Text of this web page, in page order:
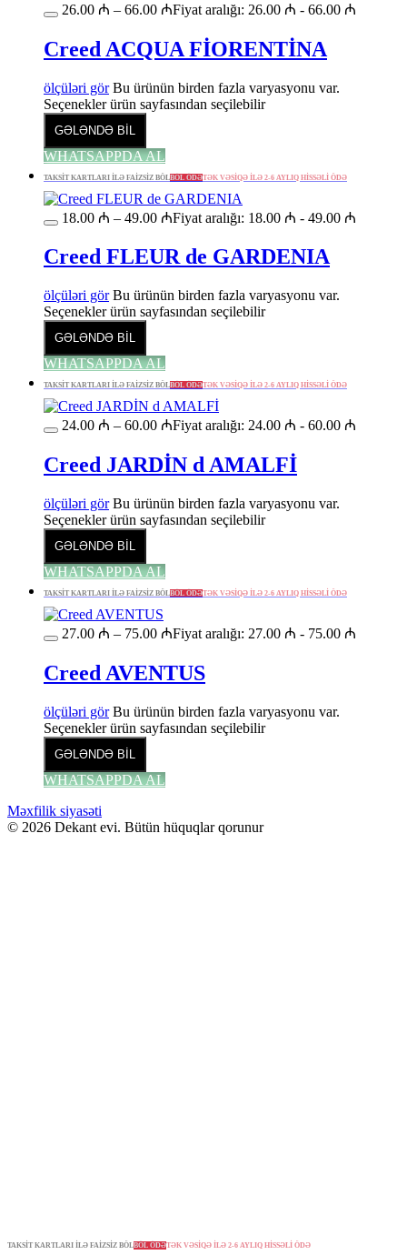
26.00 ₼ – 66.00 ₼Fiyat aralığı: 26.00 ₼ - 66.00 ₼
Creed ACQUA FİORENTİNA
ölçüləri gör Bu ürünün birden fazla varyasyonu var.
Seçenekler ürün sayfasından seçilebilir
GƏLƏNDƏ BİL
WHATSAPPDA AL
TAKSİT KARTLARI İLƏ FAİZSİZ BÖLBÖL ÖDƏTƏK VƏSİQƏ İLƏ 2-6 AYLIQ HİSSƏLİ ÖDƏ
18.00 ₼ – 49.00 ₼Fiyat aralığı: 18.00 ₼ - 49.00 ₼
Creed FLEUR de GARDENIA
ölçüləri gör Bu ürünün birden fazla varyasyonu var.
Seçenekler ürün sayfasından seçilebilir
GƏLƏNDƏ BİL
WHATSAPPDA AL
TAKSİT KARTLARI İLƏ FAİZSİZ BÖLBÖL ÖDƏTƏK VƏSİQƏ İLƏ 2-6 AYLIQ HİSSƏLİ ÖDƏ
24.00 ₼ – 60.00 ₼Fiyat aralığı: 24.00 ₼ - 60.00 ₼
Creed JARDİN d AMALFİ
ölçüləri gör Bu ürünün birden fazla varyasyonu var.
Seçenekler ürün sayfasından seçilebilir
GƏLƏNDƏ BİL
WHATSAPPDA AL
TAKSİT KARTLARI İLƏ FAİZSİZ BÖLBÖL ÖDƏTƏK VƏSİQƏ İLƏ 2-6 AYLIQ HİSSƏLİ ÖDƏ
27.00 ₼ – 75.00 ₼Fiyat aralığı: 27.00 ₼ - 75.00 ₼
Creed AVENTUS
ölçüləri gör Bu ürünün birden fazla varyasyonu var.
Seçenekler ürün sayfasından seçilebilir
GƏLƏNDƏ BİL
WHATSAPPDA AL
Məxfilik siyasəti
© 2026 Dekant evi. Bütün hüquqlar qorunur
TAKSİT KARTLARI İLƏ FAİZSİZ BÖLBÖL ÖDƏTƏK VƏSİQƏ İLƏ 2-6 AYLIQ HİSSƏLİ ÖDƏ